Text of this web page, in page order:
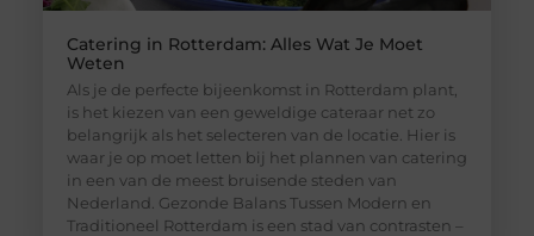
Catering in Rotterdam: Alles Wat Je Moet
Weten
Als je de perfecte bijeenkomst in Rotterdam plant,
is het kiezen van een geweldige cateraar net zo
belangrijk als het selecteren van de locatie. Hier is
waar je op moet letten bij het plannen van catering
in een van de meest bruisende steden van
Nederland. Gezonde Balans Tussen Modern en
Traditioneel Rotterdam is een stad van contrasten –